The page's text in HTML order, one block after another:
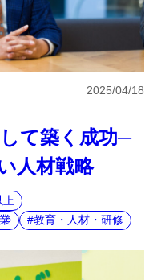
て築く成功─
人材戦略
2025/04/18
上
教育・人材・研修